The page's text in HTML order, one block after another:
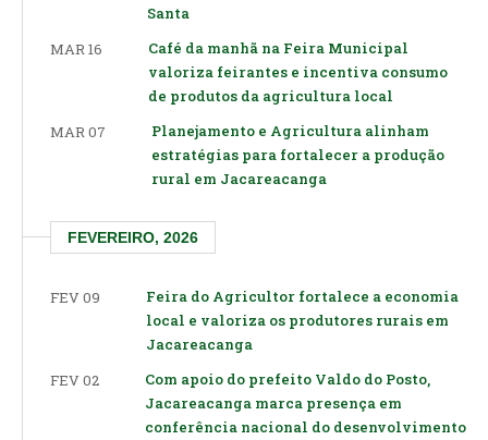
Santa
MAR 16
Café da manhã na Feira Municipal
valoriza feirantes e incentiva consumo
de produtos da agricultura local
MAR 07
Planejamento e Agricultura alinham
estratégias para fortalecer a produção
rural em Jacareacanga
FEVEREIRO, 2026
FEV 09
Feira do Agricultor fortalece a economia
local e valoriza os produtores rurais em
Jacareacanga
FEV 02
Com apoio do prefeito Valdo do Posto,
Jacareacanga marca presença em
conferência nacional do desenvolvimento